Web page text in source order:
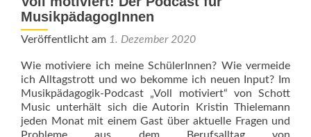
MusikpädagogInnen
Veröffentlicht am 1. Dezember 2020
Wie motiviere ich meine SchülerInnen? Wie vermeide
ich Alltagstrott und wo bekomme ich neuen Input? Im
Musikpädagogik-Podcast „Voll motiviert“ von Schott
Music unterhält sich die Autorin Kristin Thielemann
jeden Monat mit einem Gast über aktuelle Fragen und